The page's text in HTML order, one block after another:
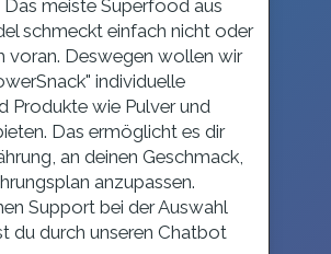
Das meiste Superfood aus
schmeckt einfach nicht oder
voran. Deswegen wollen wir
individuelle
Produkte wie Pulver und
Das ermöglicht es dir
an deinen Geschmack,
anzupassen.
Support bei der Auswahl
du durch unseren Chatbot